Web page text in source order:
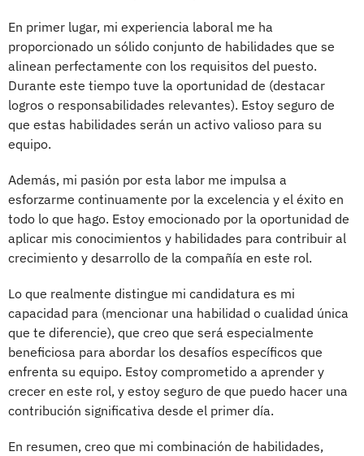
En primer lugar, mi experiencia laboral me ha
proporcionado un sólido conjunto de habilidades que se
alinean perfectamente con los requisitos del puesto.
Durante este tiempo tuve la oportunidad de (destacar
logros o responsabilidades relevantes). Estoy seguro de
que estas habilidades serán un activo valioso para su
equipo.
Además, mi pasión por esta labor me impulsa a
esforzarme continuamente por la excelencia y el éxito en
todo lo que hago. Estoy emocionado por la oportunidad de
aplicar mis conocimientos y habilidades para contribuir al
crecimiento y desarrollo de la compañía en este rol.
Lo que realmente distingue mi candidatura es mi
capacidad para (mencionar una habilidad o cualidad única
que te diferencie), que creo que será especialmente
beneficiosa para abordar los desafíos específicos que
enfrenta su equipo. Estoy comprometido a aprender y
crecer en este rol, y estoy seguro de que puedo hacer una
contribución significativa desde el primer día.
En resumen, creo que mi combinación de habilidades,